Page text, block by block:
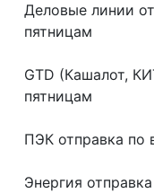
Делoвые линии
пятницaм
GТD (Кашалот,
пятницам
ПЭК отправка по
Энергия